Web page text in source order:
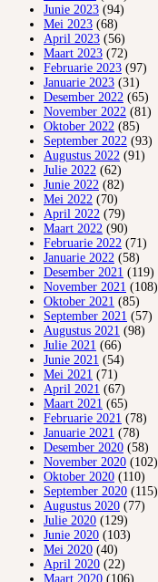
Junie 2023 (94)
Mei 2023 (68)
April 2023 (56)
Maart 2023 (72)
Februarie 2023 (97)
Januarie 2023 (31)
Desember 2022 (65)
November 2022 (81)
Oktober 2022 (85)
September 2022 (93)
Augustus 2022 (91)
Julie 2022 (62)
Junie 2022 (82)
Mei 2022 (70)
April 2022 (79)
Maart 2022 (90)
Februarie 2022 (71)
Januarie 2022 (58)
Desember 2021 (119)
November 2021 (108)
Oktober 2021 (85)
September 2021 (57)
Augustus 2021 (98)
Julie 2021 (66)
Junie 2021 (54)
Mei 2021 (71)
April 2021 (67)
Maart 2021 (65)
Februarie 2021 (78)
Januarie 2021 (78)
Desember 2020 (58)
November 2020 (102)
Oktober 2020 (110)
September 2020 (115)
Augustus 2020 (77)
Julie 2020 (129)
Junie 2020 (103)
Mei 2020 (40)
April 2020 (22)
Maart 2020 (106)